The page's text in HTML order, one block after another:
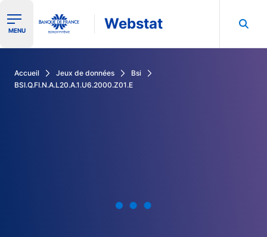
Ouvrir le menu de navigation
MENU Webstat
Accueil Jeux de données
Bsi
BSI.Q.FI.N.A.L20.A.1.U6.2000.Z01.E